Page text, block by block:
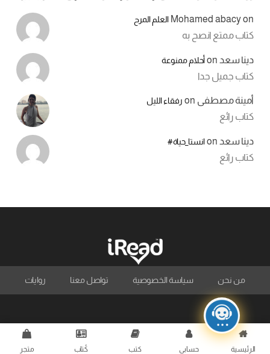
Mohamed abacyon العلم المرح
كتاب ممتع انصح به
دينا سعد onأحلام ممنوعة
كتاب جميل جدا
أمينة مصطفى on رفقاء الليل
كتاب رائع
دينا سعد onانستا_حياة#
كتاب رائع
من نحن سياسة الخصوصية تواصل معنا روايات
الرئيسية حسابي كتب كُتاب متجر